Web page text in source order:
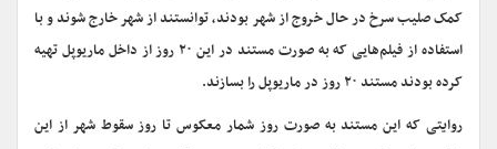
کمک صلیب سرخ در حال خروج از شهر بودند، توانستند از شهر خارج شوند و با
استفاده از فیلم‌هایی که به صورت مستند در این ۲۰ روز از داخل ماریوپل تهیه
کرده بودند مستند ۲۰ روز در ماریوپل را بسازند.
روایتی که این مستند به صورت روز شمار معکوس تا روز سقوط شهر از این